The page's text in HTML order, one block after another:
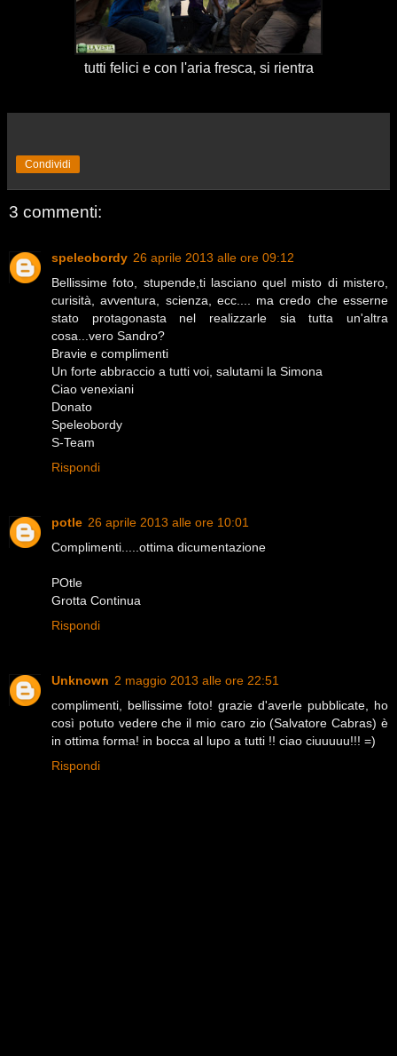
tutti felici e con l'aria fresca, si rientra
Condividi
3 commenti:
speleobordy 26 aprile 2013 alle ore 09:12
Bellissime foto, stupende,ti lasciano quel misto di mistero,
curisità, avventura, scienza, ecc.... ma credo che esserne
stato protagonasta nel realizzarle sia tutta un'altra
cosa...vero Sandro?
Bravie e complimenti
Un forte abbraccio a tutti voi, salutami la Simona
Ciao venexiani
Donato
Speleobordy
S-Team
Rispondi
potle 26 aprile 2013 alle ore 10:01
Complimenti.....ottima dicumentazione
POtle
Grotta Continua
Rispondi
Unknown 2 maggio 2013 alle ore 22:51
complimenti, bellissime foto! grazie d'averle pubblicate, ho
così potuto vedere che il mio caro zio (Salvatore Cabras) è
in ottima forma! in bocca al lupo a tutti !! ciao ciuuuuu!!! =)
Rispondi